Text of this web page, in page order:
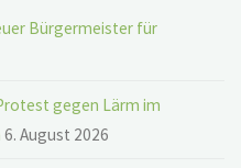
Bürgermeister für
gegen Lärm im
6. August 2026